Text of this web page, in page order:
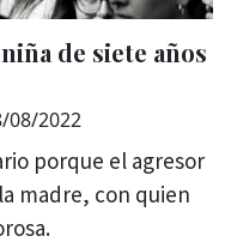
de siete años
08/2022
porque el agresor
madre, con quien